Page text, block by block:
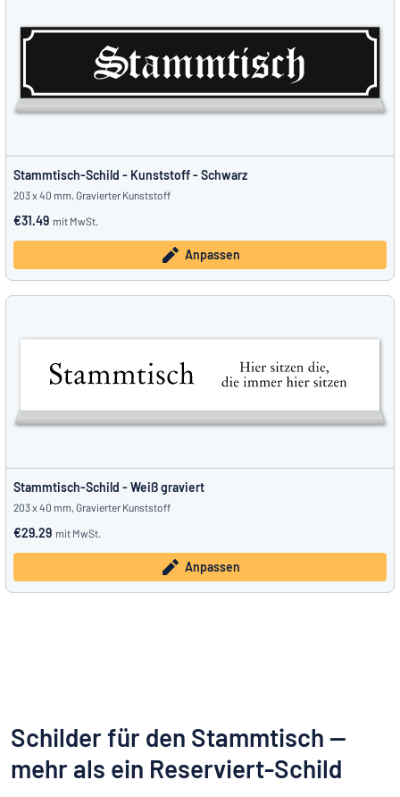
Stammtisch-Schild - Kunststoff - Schwarz
203 x 40 mm, Gravierter Kunststoff
€31.49 mit MwSt.
Anpassen
Stammtisch-Schild - Weiß graviert
203 x 40 mm, Gravierter Kunststoff
€29.29 mit MwSt.
Anpassen
Schilder für den Stammtisch —
mehr als ein Reserviert-Schild